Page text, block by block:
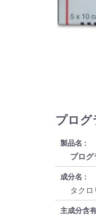
プロ
製品名
プログ
成分名
タクロ
主成分含